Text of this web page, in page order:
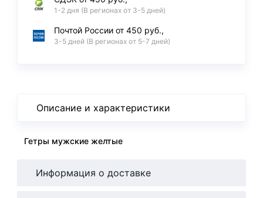
1-2 дня (В регионах от 3-5 дней)
Почтой России от 450 руб.,
3-5 дней (В регионах от 5-7 дней)
Описание и характеристики
Гетры мужские желтые
Информация о доставке